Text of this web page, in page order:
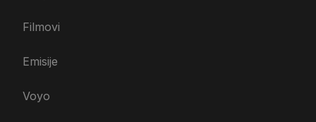
Filmovi
Emisije
Voyo